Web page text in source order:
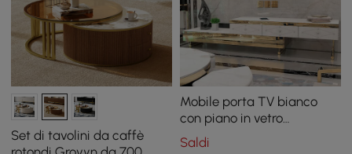
Set di tavolini da caffè
Mobile porta TV bianco
con piano in vetro
temperato, allungabile, 3
Saldi